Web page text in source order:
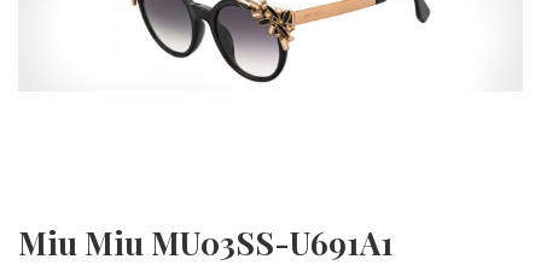
Miu Miu MU03SS-U691A1